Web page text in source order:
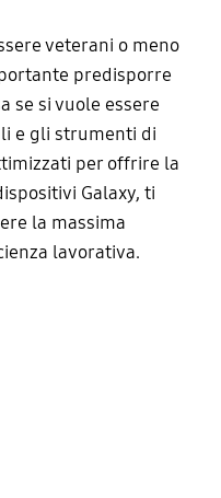
veterani o meno
predisporre
se si vuole essere
e gli strumenti di
per offrire la
Galaxy, ti
la massima
lavorativa.